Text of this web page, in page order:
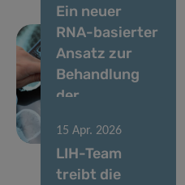
Ein neuer
RNA-basierter
Ansatz zur
Behandlung
der
Krankheit
15 Apr. 2026
LIH-Team
treibt die